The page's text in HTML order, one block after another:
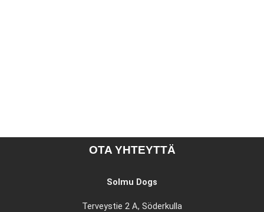
OTA YHTEYTTÄ
Solmu Dogs
Terveystie 2 A, Söderkulla